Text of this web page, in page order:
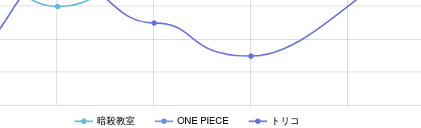
暗殺教室 ONE PIECE トリコ